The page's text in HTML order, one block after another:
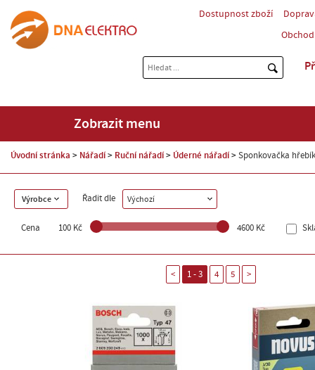
Dostupnost zboží
Zobrazit menu
Úvodní stránka Nářadí Ruční nářadí Úderné nářadí Sponkovačka
Výrobce Řadit dle Výchozí
Cena 100 Kč 4600 Kč
< 1 - 3 4 5 >